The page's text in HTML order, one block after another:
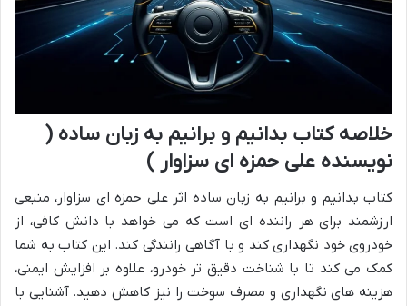
خلاصه کتاب بدانیم و برانیم به زبان ساده (
نویسنده علی حمزه ای سزاوار )
کتاب بدانیم و برانیم به زبان ساده اثر علی حمزه ای سزاوار، منبعی
ارزشمند برای هر راننده ای است که می خواهد با دانش کافی، از
خودروی خود نگهداری کند و با آگاهی رانندگی کند. این کتاب به شما
کمک می کند تا با شناخت دقیق تر خودرو، علاوه بر افزایش ایمنی،
هزینه های نگهداری و مصرف سوخت را نیز کاهش دهید. آشنایی با